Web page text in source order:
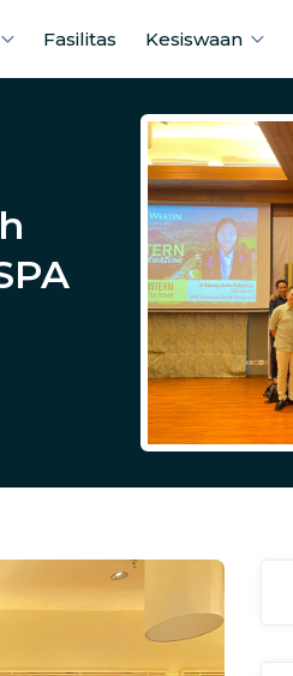
Fasilitas Kesiswaan